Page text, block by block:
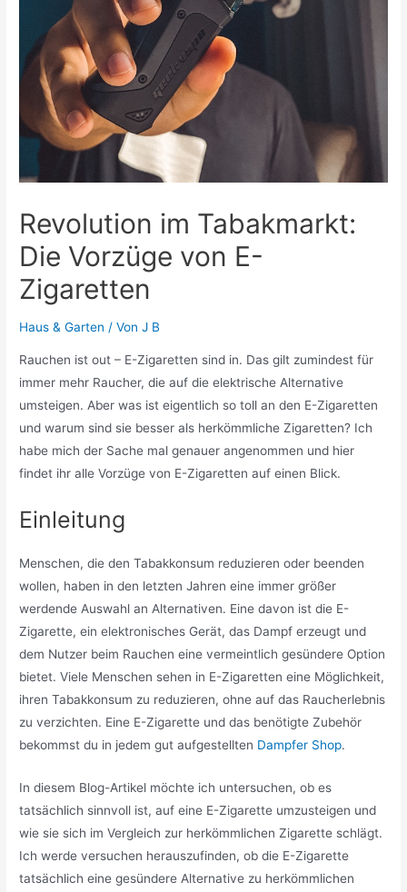
Revolution im Tabakmarkt:
Die Vorzüge von E-
Zigaretten
Haus & Garten / VonJ B
Rauchen ist out – E-Zigaretten sind in. Das gilt zumindest für
immer mehr Raucher, die auf die elektrische Alternative
umsteigen. Aber was ist eigentlich so toll an den E-Zigaretten
und warum sind sie besser als herkömmliche Zigaretten? Ich
habe mich der Sache mal genauer angenommen und hier
findet ihr alle Vorzüge von E-Zigaretten auf einen Blick.
Einleitung
Menschen, die den Tabakkonsum reduzieren oder beenden
wollen, haben in den letzten Jahren eine immer größer
werdende Auswahl an Alternativen. Eine davon ist die E-
Zigarette, ein elektronisches Gerät, das Dampf erzeugt und
dem Nutzer beim Rauchen eine vermeintlich gesündere Option
bietet. Viele Menschen sehen in E-Zigaretten eine Möglichkeit,
ihren Tabakkonsum zu reduzieren, ohne auf das Raucherlebnis
zu verzichten. Eine E-Zigarette und das benötigte Zubehör
bekommst du in jedem gut aufgestellten Dampfer Shop.
In diesem Blog-Artikel möchte ich untersuchen, ob es
tatsächlich sinnvoll ist, auf eine E-Zigarette umzusteigen und
wie sie sich im Vergleich zur herkömmlichen Zigarette schlägt.
Ich werde versuchen herauszufinden, ob die E-Zigarette
tatsächlich eine gesündere Alternative zu herkömmlichen